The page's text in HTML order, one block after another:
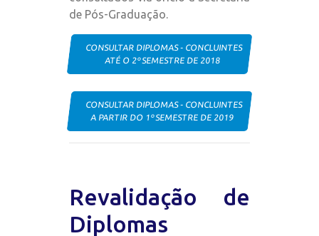
de Pós-Graduação.
CONSULTAR DIPLOMAS - CONCLUINTES
ATÉ O 2º SEMESTRE DE 2018
CONSULTAR DIPLOMAS - CONCLUINTES
A PARTIR DO 1º SEMESTRE DE 2019
Revalidação de
Diplomas